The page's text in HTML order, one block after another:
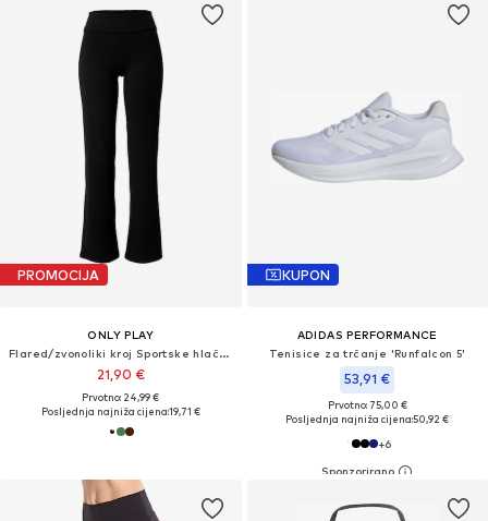
PROMOCIJA
ONLY PLAY
Flared/zvonoliki kroj Sportske hlače 'ONPFOLD'
21,90 €
Prvotno: 24,99 €
Posljednja najniža cijena:19,71 €
KUPON
ADIDAS PERFORMANCE
Tenisice za trčanje 'Runfalcon 5'
53,91 €
Prvotno: 75,00 €
Posljednja najniža cijena:50,92 €
+6